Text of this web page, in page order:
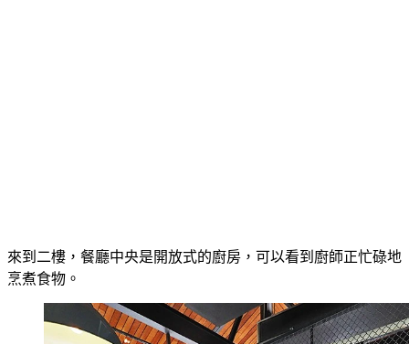
來到二樓，餐廳中央是開放式的廚房，可以看到廚師正忙碌地
烹煮食物。